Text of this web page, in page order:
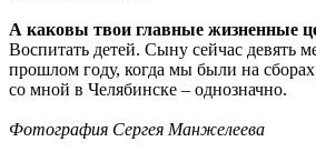
А каковы твои главные жизненные
Воспитать детей. Сыну сейчас девять
прошлом году, когда мы были на
со мной в Челябинске – однозначно.
Фотография Сергея Манжелеева